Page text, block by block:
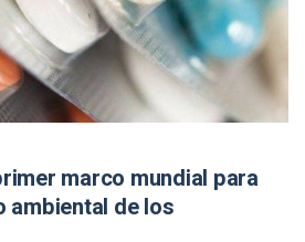
marco mundial para
ambiental de los